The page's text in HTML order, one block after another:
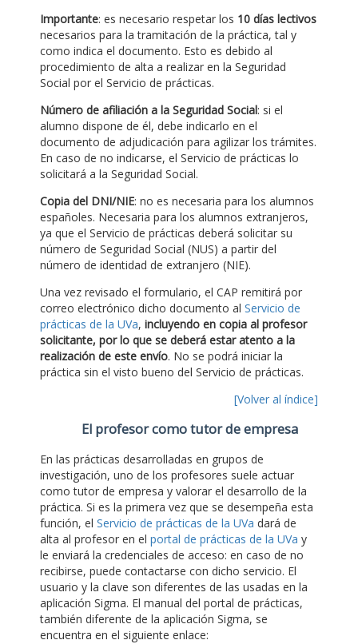
Importante: es necesario respetar los 10 días lectivos
necesarios para la tramitación de la práctica, tal y
como indica el documento. Esto es debido al
procedimiento de alta a realizar en la Seguridad
Social por el Servicio de prácticas.
Número de afiliación a la Seguridad Social: si el
alumno dispone de él, debe indicarlo en el
documento de adjudicación para agilizar los trámites.
En caso de no indicarse, el Servicio de prácticas lo
solicitará a la Seguridad Social.
Copia del DNI/NIE: no es necesaria para los alumnos
españoles. Necesaria para los alumnos extranjeros,
ya que el Servicio de prácticas deberá solicitar su
número de Seguridad Social (NUS) a partir del
número de identidad de extranjero (NIE).
Una vez revisado el formulario, el CAP remitirá por
correo electrónico dicho documento al Servicio de
prácticas de la UVa, incluyendo en copia al profesor
solicitante, por lo que se deberá estar atento a la
realización de este envío. No se podrá iniciar la
práctica sin el visto bueno del Servicio de prácticas.
[Volver al índice]
El profesor como tutor de empresa
En las prácticas desarrolladas en grupos de
investigación, uno de los profesores suele actuar
como tutor de empresa y valorar el desarrollo de la
práctica. Si es la primera vez que se desempeña esta
función, el Servicio de prácticas de la UVa dará de
alta al profesor en el portal de prácticas de la UVa y
le enviará la credenciales de acceso: en caso de no
recibirse, puede contactarse con dicho servicio. El
usuario y la clave son diferentes de las usadas en la
aplicación Sigma. El manual del portal de prácticas,
también diferente de la aplicación Sigma, se
encuentra en el siguiente enlace: